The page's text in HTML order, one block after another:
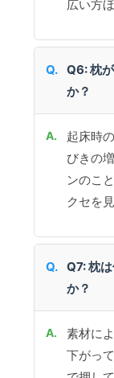
広い方
Q6: 枕
か？
起床時
びきの
ンのこ
クセを
Q7: 枕
か？
素材に
下がっ